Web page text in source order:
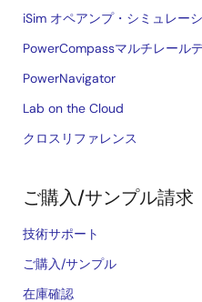
iSim オペアンプ・シミュレー
PowerCompassマルチレール
PowerNavigator
Lab on the Cloud
クロスリファレンス
ご購入/サンプル請求
技術サポート
ご購入/サンプル
在庫確認